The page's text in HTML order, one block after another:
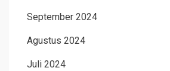
September 2024
Agustus 2024
Juli 2024